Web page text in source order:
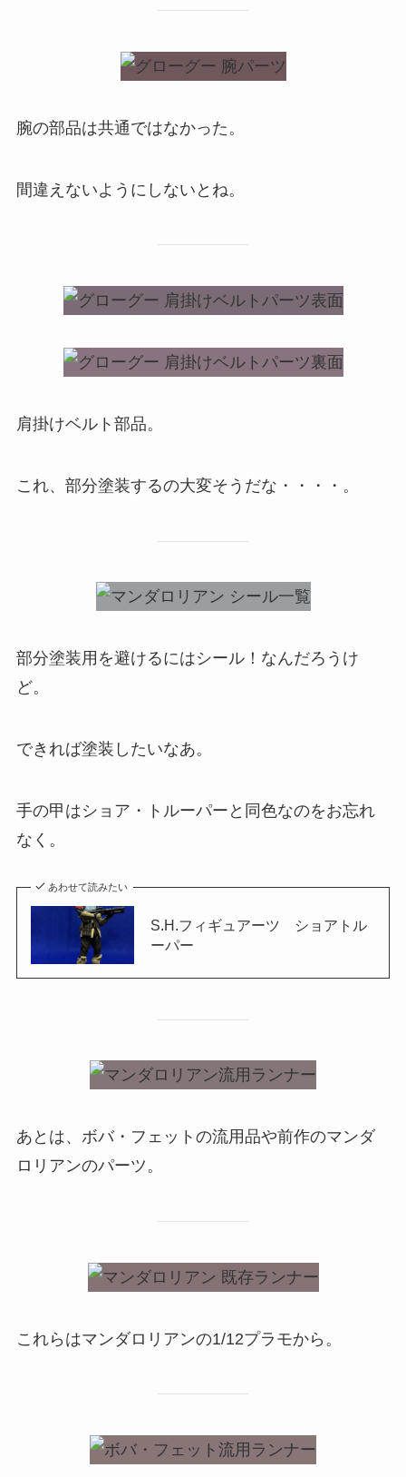
腕の部品は共通ではなかった。
間違えないようにしないとね。
肩掛けベルト部品。
これ、部分塗装するの大変そうだな・・・・。
部分塗装用を避けるにはシール！なんだろうけ
ど。
できれば塗装したいなあ。
手の甲はショア・トルーパーと同色なのをお忘れ
なく。
あわせて読みたい
S.H.フィギュアーツ ショアトル
ーパー
あとは、ボバ・フェットの流用品や前作のマンダ
ロリアンのパーツ。
これらはマンダロリアンの1/12プラモから。